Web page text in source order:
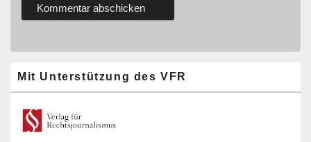
Seitenleisten-
Widgetbereich
Mit Unterstützung des VFR